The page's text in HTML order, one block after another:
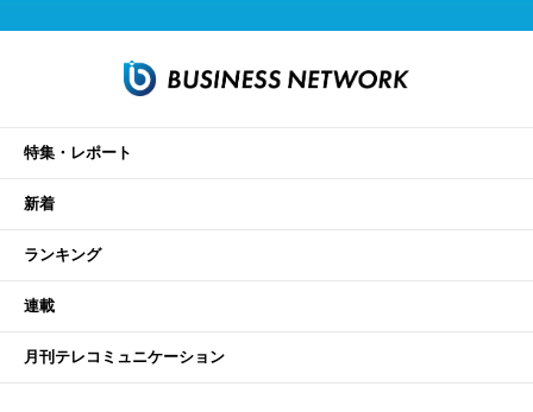
特集・レポート
新着
ランキング
連載
月刊テレコミュニケーション